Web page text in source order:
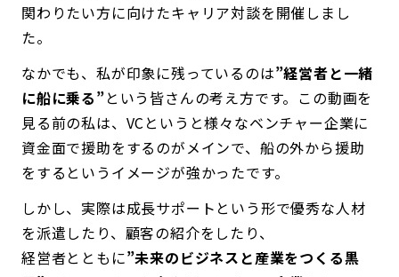
関わりたい方に向けたキャリア対談を開催しまし
た。
なかでも、私が印象に残っているのは”経営者と一緒
に船に乗る”という皆さんの考え方です。この動画を
見る前の私は、VCというと様々なベンチャー企業に
資金面で援助をするのがメインで、船の外から援助
をするというイメージが強かったです。
しかし、実際は成長サポートという形で優秀な人材
を派遣したり、顧客の紹介をしたり、
経営者とともに”未来のビジネスと産業をつくる黒